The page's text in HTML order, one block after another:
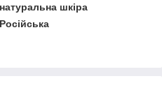
натуральна шкіра
Російська